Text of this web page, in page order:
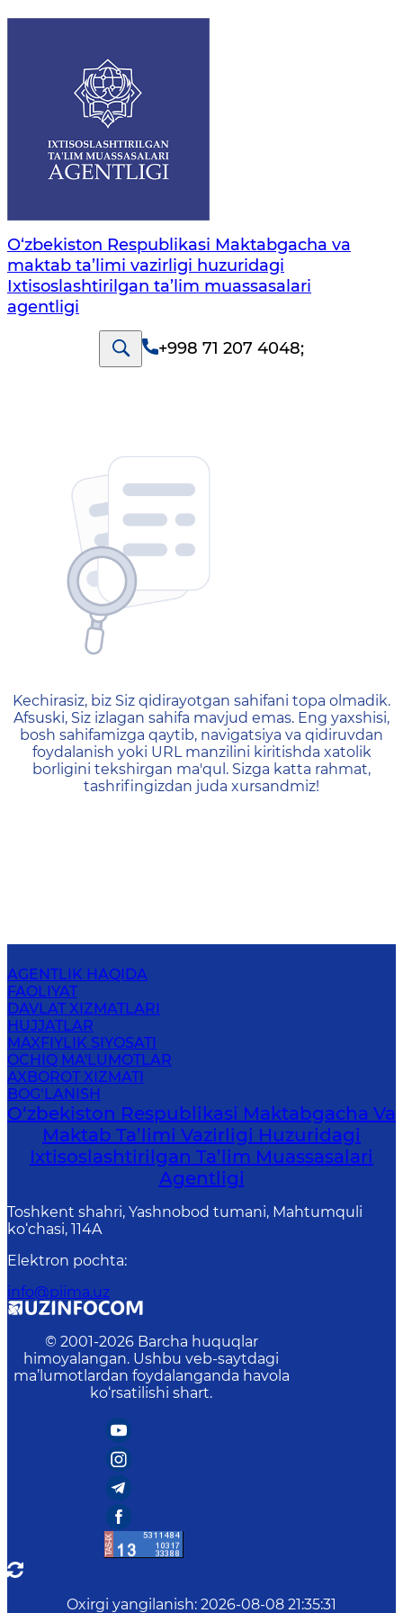
O‘zbekiston Respublikasi Maktabgacha va
maktab ta’limi vazirligi huzuridagi
Ixtisoslashtirilgan ta’lim muassasalari
agentligi
+998 71 207 4048;
404 — Страница не
Kechirasiz, biz Siz qidirayotgan sahifani topa olmadik.
Afsuski, Siz izlagan sahifa mavjud emas. Eng yaxshisi,
bosh sahifamizga qaytib, navigatsiya va qidiruvdan
foydalanish yoki URL manzilini kiritishda xatolik
borligini tekshirgan ma'qul. Sizga katta rahmat,
tashrifingizdan juda xursandmiz!
AGENTLIK HAQIDA
FAOLIYAT
DAVLAT XIZMATLARI
HUJJATLAR
MAXFIYLIK SIYOSATI
OCHIQ MA'LUMOTLAR
AXBOROT XIZMATI
BOG‘LANISH
O‘zbekiston Respublikasi Maktabgacha Va
Maktab Ta’limi Vazirligi Huzuridagi
Ixtisoslashtirilgan Ta’lim Muassasalari
Agentligi
Toshkent shahri, Yashnobod tumani, Mahtumquli
ko‘chasi, 114A
Elektron pochta:
info@piima.uz
© 2001-2026 Barcha huquqlar
himoyalangan. Ushbu veb-saytdagi
ma’lumotlardan foydalanganda havola
ko‘rsatilishi shart.
Oxirgi yangilanish: 2026-08-08 21:35:31